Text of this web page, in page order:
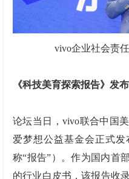
vivo企业社会责
《科技美育探索报告》发
论坛当日，vivo联合中国
爱梦想公益基金会正式
称“报告”）。作为国内首
的行业白皮书，该报告收